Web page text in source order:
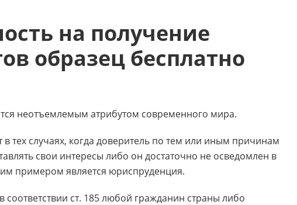
на получение
образец бесплатно
неотъемлемым атрибутом современного мира.
тех случаях, когда доверитель по тем или иным причинам
свои интересы либо он достаточно не осведомлен в
примером является юриспруденция.
ст. 185 любой гражданин страны либо